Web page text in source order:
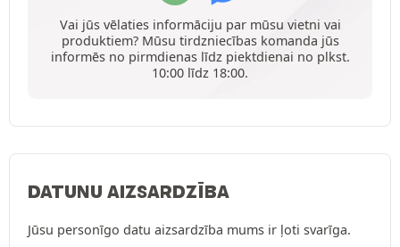
Vai jūs vēlaties informāciju par mūsu vietni vai
produktiem? Mūsu tirdzniecības komanda jūs
informēs no pirmdienas līdz piektdienai no plkst.
10:00 līdz 18:00.
DATUNU AIZSARDZĪBA
Jūsu personīgo datu aizsardzība mums ir ļoti svarīga.